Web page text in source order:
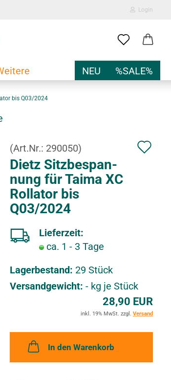
Login
E-Mail
Passwort
Konto erstellen
Passwort vergessen?
NEU %SALE%
bis Q03/2024
(Art.Nr.: 290050)
k
z
e
Dietz Sitz­be­span­
nung für Taima XC
Rol­la­tor bis
Q03/2024
Lieferzeit:
ca. 1 - 3 Tage
Lagerbestand: 29 Stück
Versandgewicht: -kg je Stück
28,90 EUR
inkl. 19% MwSt. zzgl. Versand
In den Warenkorb